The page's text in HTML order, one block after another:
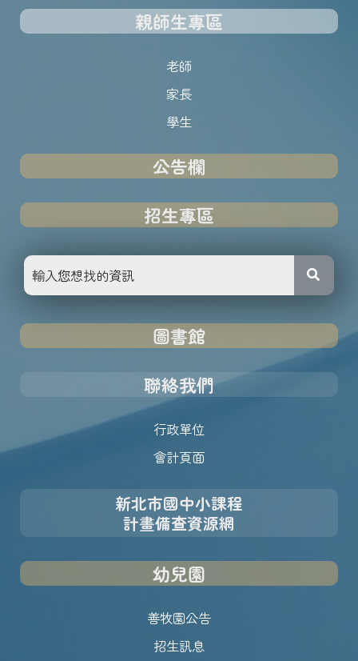
親師生專區
老師
家長
學生
公告欄
招生專區
圖書館
聯絡我們
行政單位
會計頁面
新北市國中小課程
計畫備查資源網
幼兒園
善牧園公告
招生訊息